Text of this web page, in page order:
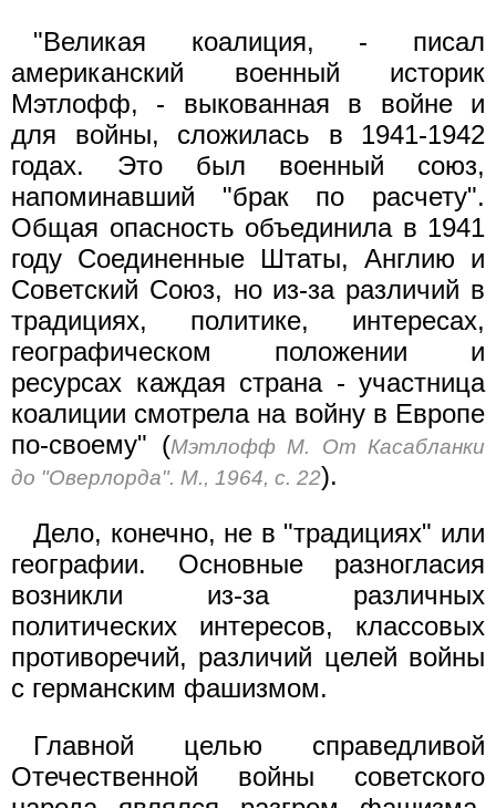
"Великая коалиция, - писал
американский военный историк
Мэтлофф, - выкованная в войне и
для войны, сложилась в 1941-1942
годах. Это был военный союз,
напоминавший "брак по расчету".
Общая опасность объединила в 1941
году Соединенные Штаты, Англию и
Советский Союз, но из-за различий в
традициях, политике, интересах,
географическом положении и
ресурсах каждая страна - участница
коалиции смотрела на войну в Европе
по-своему" (Мэтлофф М. От Касабланки
до "Оверлорда". М., 1964, с. 22).
Дело, конечно, не в "традициях" или
географии. Основные разногласия
возникли из-за различных
политических интересов, классовых
противоречий, различий целей войны
с германским фашизмом.
Главной целью справедливой
Отечественной войны советского